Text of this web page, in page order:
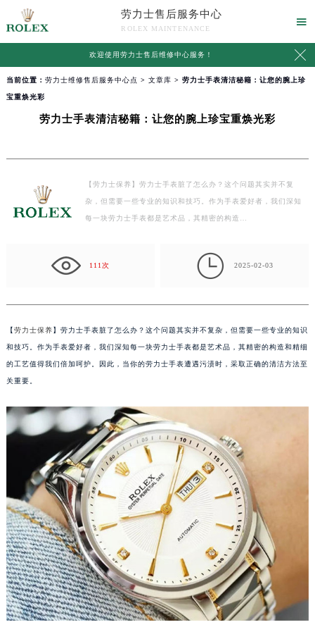
劳力士售后服务中心
ROLEX MAINTENANCE

欢迎使用劳力士售后维修中心服务 ！ 
当前位置： 劳力士维修售后服务中心点 > 文章库 > 劳力士手表清洁秘籍：让您的腕上珍
宝重焕光彩
劳力士手表清洁秘籍：让您的腕上珍宝重焕光彩
【劳力士保养】劳力士手表脏了怎么办？这个问题其实并不复
杂，但需要一些专业的知识和技巧。作为手表爱好者，我们深知
每一块劳力士手表都是艺术品，其精密的构造…
111次  2025-02-03
【劳力士保养】劳力士手表脏了怎么办？这个问题其实并不复杂，但需要一些专业的知识
和技巧。作为手表爱好者，我们深知每一块劳力士手表都是艺术品，其精密的构造和精细
的工艺值得我们倍加呵护。因此，当你的劳力士手表遭遇污渍时，采取正确的清洁方法至
关重要。